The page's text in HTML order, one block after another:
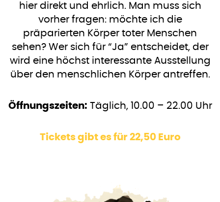
hier direkt und ehrlich. Man muss sich
vorher fragen: möchte ich die
präparierten Körper toter Menschen
sehen? Wer sich für “Ja” entscheidet, der
wird eine höchst interessante Ausstellung
über den menschlichen Körper antreffen.
Öffnungszeiten: Täglich, 10.00 – 22.00 Uhr
Tickets gibt es für 22,50 Euro